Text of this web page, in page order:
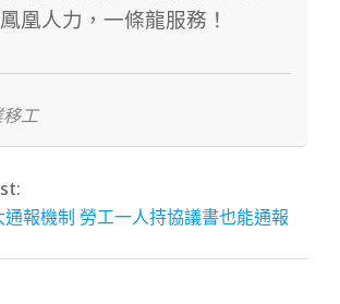
凰人力，一條龍服務！
工
報機制 勞工一人持協議書也能通報